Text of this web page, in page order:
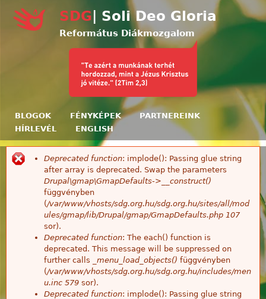
Ugrás a tartalomra
SDG | Soli Deo Gloria
Református Diákmozgalom
BLOGOK FÉNYKÉPEK
PARTNEREINK
HÍRLEVÉL
ENGLISH
Hibaüzenet
Deprecated function: implode(): Passing glue string
after array is deprecated. Swap the parameters
Drupal\gmap\GmapDefaults->__construct()
függvényben
(/var/www/vhosts/sdg.org.hu/sdg.org.hu/sites/all/mod
ules/gmap/lib/Drupal/gmap/GmapDefaults.php 107
sor).
Deprecated function: The each() function is
deprecated. This message will be suppressed on
further calls
_menu_load_objects() függvényben
(/var/www/vhosts/sdg.org.hu/sdg.org.hu/includes/men
u.inc 579 sor).
Deprecated function: implode(): Passing glue string